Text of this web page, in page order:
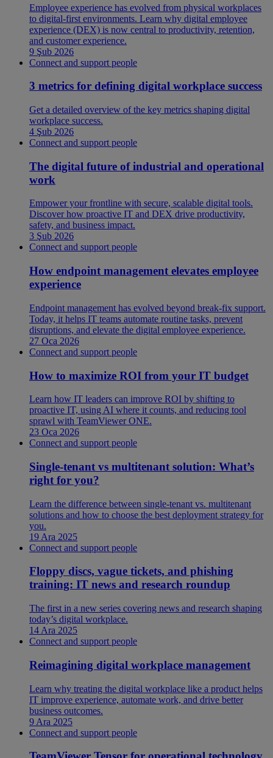
Employee experience has evolved from physical workplaces
to digital-first environments. Learn why digital employee
experience (DEX) is now central to productivity, retention,
and customer experience.
9 Şub 2026
Connect and support people
3 metrics for defining digital workplace success
Get a detailed overview of the key metrics shaping digital
workplace success.
4 Şub 2026
Connect and support people
The digital future of industrial and operational
work
Empower your frontline with secure, scalable digital tools.
Discover how proactive IT and DEX drive productivity,
safety, and business impact.
3 Şub 2026
Connect and support people
How endpoint management elevates employee
experience
Endpoint management has evolved beyond break-fix support.
Today, it helps IT teams automate routine tasks, prevent
disruptions, and elevate the digital employee experience.
27 Oca 2026
Connect and support people
How to maximize ROI from your IT budget
Learn how IT leaders can improve ROI by shifting to
proactive IT, using AI where it counts, and reducing tool
sprawl with TeamViewer ONE.
23 Oca 2026
Connect and support people
Single-tenant vs multitenant solution: What’s
right for you?
Learn the difference between single-tenant vs. multitenant
solutions and how to choose the best deployment strategy for
you.
19 Ara 2025
Connect and support people
Floppy discs, vague tickets, and phishing
training: IT news and research roundup
The first in a new series covering news and research shaping
today’s digital workplace.
14 Ara 2025
Connect and support people
Reimagining digital workplace management
Learn why treating the digital workplace like a product helps
IT improve experience, automate work, and drive better
business outcomes.
9 Ara 2025
Connect and support people